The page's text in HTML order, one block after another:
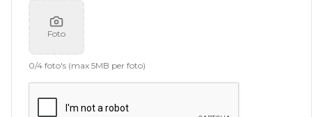
Foto
0/4 foto's (max 5MB per foto)